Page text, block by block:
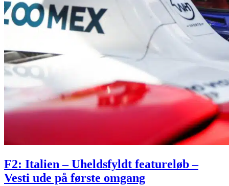
F2: Italien – Uheldsfyldt featureløb –
Vesti ude på første omgang